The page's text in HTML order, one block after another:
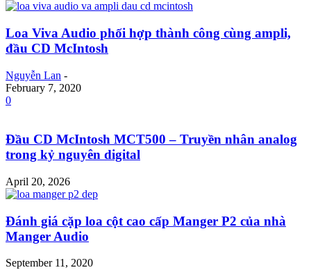
Loa Viva Audio phối hợp thành công cùng ampli,
đầu CD McIntosh
Nguyễn Lan -
February 7, 2020
0
Đầu CD McIntosh MCT500 – Truyền nhân analog
trong kỷ nguyên digital
April 20, 2026
Đánh giá cặp loa cột cao cấp Manger P2 của nhà
Manger Audio
September 11, 2020